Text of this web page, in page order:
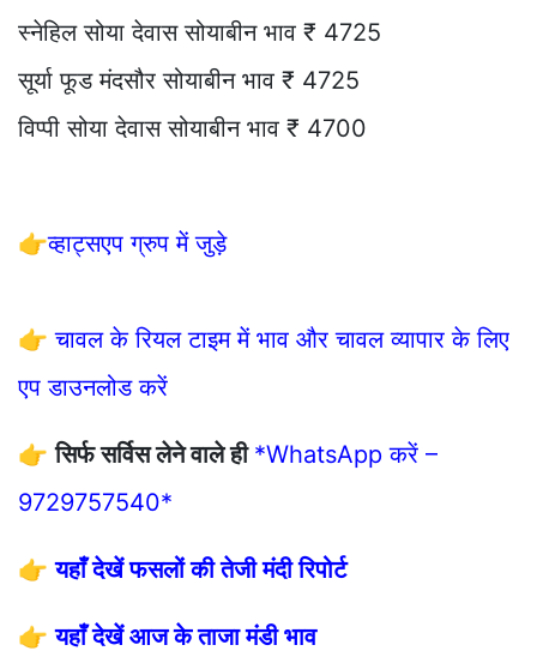
स्नेहिल सोया देवास सोयाबीन भाव ₹ 4725
सूर्या फूड मंदसौर सोयाबीन भाव ₹ 4725
विप्पी सोया देवास सोयाबीन भाव ₹ 4700
👉व्हाट्सएप ग्रुप में जुड़े
👉चावल के रियल टाइम में भाव और चावल व्यापार के लिए
एप डाउनलोड करें
👉सिर्फ सर्विस लेने वाले ही *WhatsApp करें –
9729757540*
👉यहाँ देखें फसलों की तेजी मंदी रिपोर्ट
👉यहाँ देखें आज के ताजा मंडी भाव